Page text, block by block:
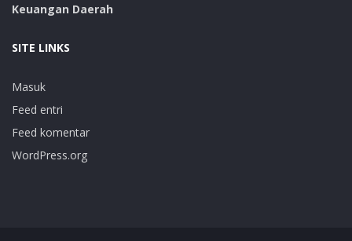
Keuangan Daerah
SITE LINKS
Masuk
Feed entri
Feed komentar
WordPress.org